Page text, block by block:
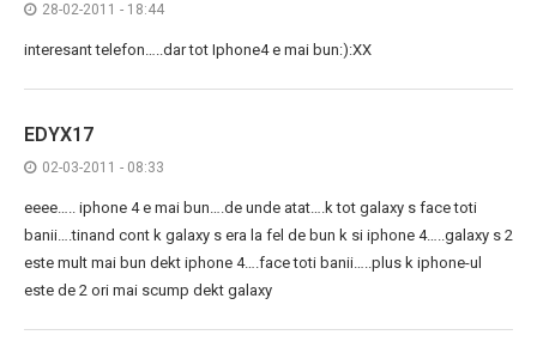
28-02-2011 - 18:44
interesant telefon…..dar tot Iphone4 e mai bun:):XX
EDYX17
02-03-2011 - 08:33
eeee….. iphone 4 e mai bun….de unde atat….k tot galaxy s face toti
banii….tinand cont k galaxy s era la fel de bun k si iphone 4…..galaxy s 2
este mult mai bun dekt iphone 4….face toti banii…..plus k iphone-ul
este de 2 ori mai scump dekt galaxy